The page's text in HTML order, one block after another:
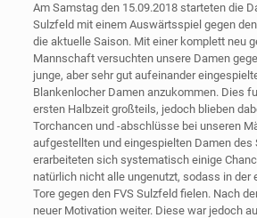
Am Samstag den 15.09.2018 starteten die
Sulzfeld mit einem Auswärtsspiel gegen
die aktuelle Saison. Mit einer komplett neu
Mannschaft versuchten unsere Damen
junge, aber sehr gut aufeinander
Blankenlocher Damen anzukommen. Dies
ersten Halbzeit großteils, jedoch blieben
Torchancen und -abschlüsse bei unseren
aufgestellten und eingespielten Damen des
erarbeiteten sich systematisch einige
natürlich nicht alle ungenutzt, sodass in der
Tore gegen den FVS Sulzfeld fielen. Nach
neuer Motivation weiter. Diese war jedoch